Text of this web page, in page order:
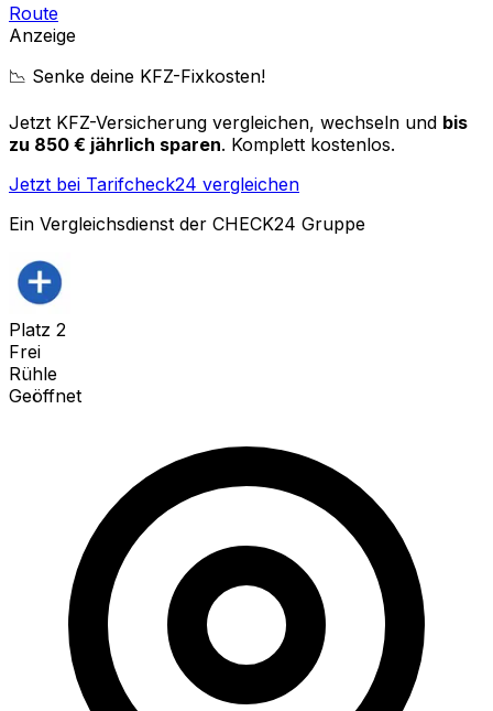
Route
Anzeige
📉 Senke deine KFZ-Fixkosten!
Jetzt KFZ-Versicherung vergleichen, wechseln und bis
zu 850 € jährlich sparen. Komplett kostenlos.
Jetzt bei Tarifcheck24 vergleichen
Ein Vergleichsdienst der CHECK24 Gruppe
Platz 2
Frei
Rühle
Geöffnet